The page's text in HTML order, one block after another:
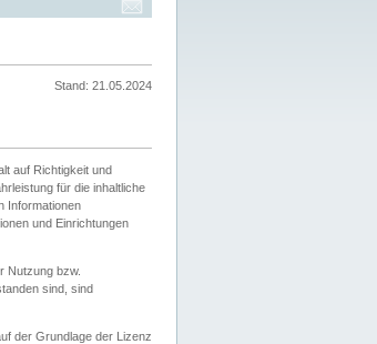
Stand: 21.05.2024
auf Richtigkeit und
für die inhaltliche
Informationen
und Einrichtungen
Nutzung bzw.
sind, sind
der Grundlage der Lizenz